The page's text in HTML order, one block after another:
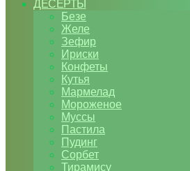
ДЕСЕРТЫ
Безе
Желе
Зефир
Ириски
Конфеты
Кутья
Мармелад
Мороженое
Муссы
Пастила
Пудинг
Сорбет
Тирамису